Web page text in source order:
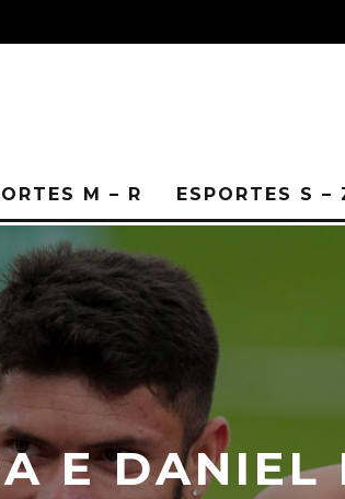
M – R ESPORTES S –
E DANIEL